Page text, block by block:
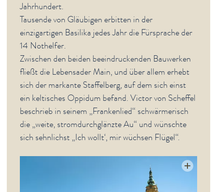
Jahrhundert.
Tausende von Gläubigen erbitten in der
einzigartigen Basilika jedes Jahr die Fürsprache der
14 Nothelfer.
Zwischen den beiden beeindruckenden Bauwerken
fließt die Lebensader Main, und über allem erhebt
sich der markante Staffelberg, auf dem sich einst
ein keltisches Oppidum befand. Victor von Scheffel
beschrieb in seinem „Frankenlied“ schwärmerisch
die „weite, stromdurchglänzte Au“ und wünschte
sich sehnlichst „Ich wollt‘, mir wüchsen Flügel“.